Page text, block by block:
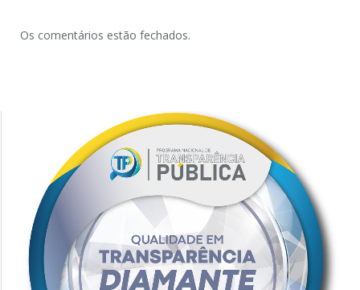
Os comentários estão fechados.